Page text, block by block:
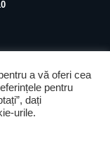
Mihai SEO &
a vă oferi cea
pentru
dați
urile.